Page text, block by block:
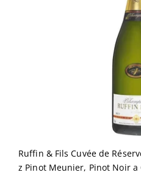
Ruffin & Fils Cuvée de
z Pinot Meunier, Pinot Noir a